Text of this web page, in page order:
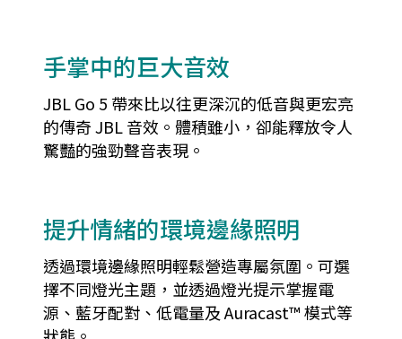
手掌中的巨大音效
JBL Go 5 帶來比以往更深沉的低音與更宏亮
的傳奇 JBL 音效。體積雖小，卻能釋放令人
驚豔的強勁聲音表現。
提升情緒的環境邊緣照明
透過環境邊緣照明輕鬆營造專屬氛圍。可選
擇不同燈光主題，並透過燈光提示掌握電
源、藍牙配對、低電量及 Auracast™ 模式等